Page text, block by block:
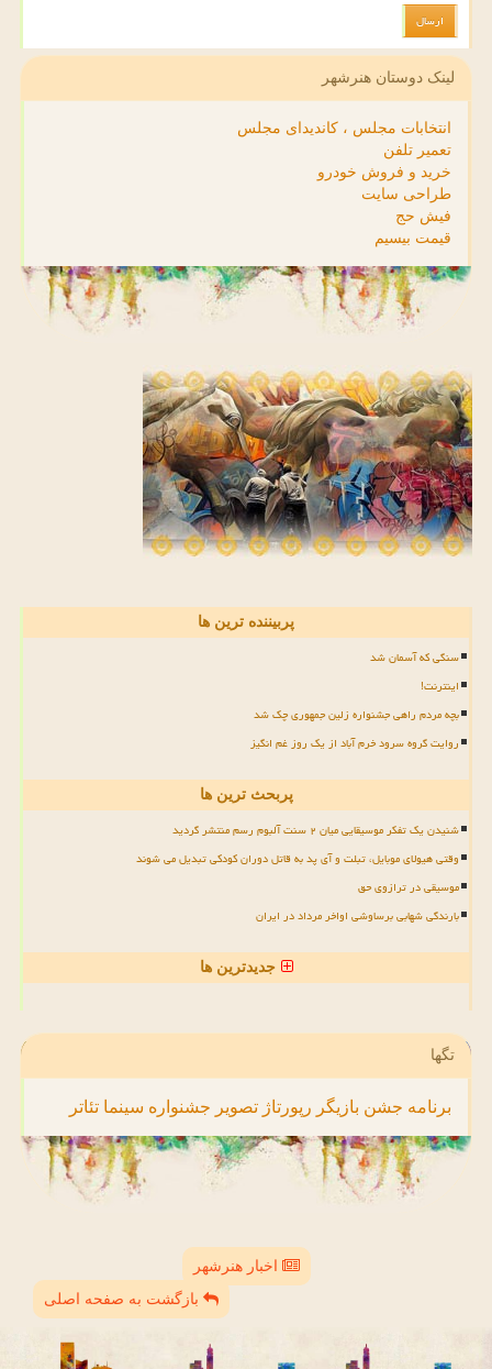
لینک دوستان هنرشهر
انتخابات مجلس ، کاندیدای مجلس
تعمیر تلفن
خرید و فروش خودرو
طراحی سایت
فیش حج
قیمت بیسیم
پربیننده ترین ها
سنگی که آسمان شد
اینترنت!
بچه مردم راهی جشنواره زلین جمهوری چک شد
روایت گروه سرود خرم آباد از یک روز غم انگیز
پربحث ترین ها
شنیدن یک تفکر موسیقایی میان ۲ سنت آلبوم رسم منتشر گردید
وقتی هیولای موبایل، تبلت و آی پد به قاتل دوران کودکی تبدیل می شوند
موسیقی در ترازوی حق
بارندگی شهابی برساوشی اواخر مرداد در ایران
جدیدترین ها
تگها
برنامه جشن بازیگر رپورتاژ تصویر جشنواره سینما تئاتر
اخبار هنرشهر
بازگشت به صفحه اصلی